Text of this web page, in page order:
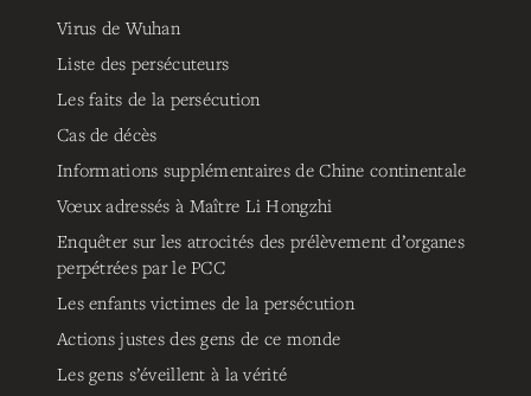
Virus de Wuhan
Liste des persécuteurs
Les faits de la persécution
Cas de décès
Informations supplémentaires de Chine continentale
Vœux adressés à Maître Li Hongzhi
Enquêter sur les atrocités des prélèvement d’organes
perpétrées par le PCC
Les enfants victimes de la persécution
Actions justes des gens de ce monde
Les gens s’éveillent à la vérité